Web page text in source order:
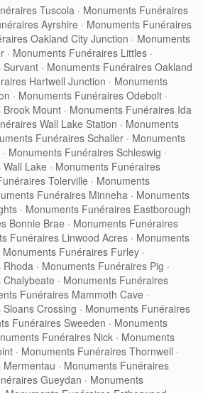
Tuscola · Monuments Funéraires
Ayrshire · Monuments Funéraires
Oakland City Junction · Monuments
· Monuments Funéraires Littles ·
Survant · Monuments Funéraires Oakland
Hartwell Junction · Monuments
· Monuments Funéraires Odebolt ·
Mount · Monuments Funéraires Ida
Wall Lake Station · Monuments
Funéraires Schaller · Monuments
· Monuments Funéraires Schleswig ·
Lake · Monuments Funéraires
Tolerville · Monuments
Funéraires Minneha · Monuments
· Monuments Funéraires Eastborough
Bonnie Brae · Monuments Funéraires
Funéraires Linwood Acres · Monuments
Monuments Funéraires Furley ·
Rhoda · Monuments Funéraires Pig ·
· Monuments Funéraires
Funéraires Mammoth Cave ·
Crossing · Monuments Funéraires
Funéraires Sweeden · Monuments
Funéraires Nick · Monuments
· Monuments Funéraires Thornwell ·
· Monuments Funéraires
Gueydan · Monuments